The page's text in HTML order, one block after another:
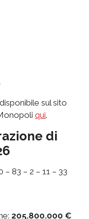
sul sito
qui.
di
– 83 – 2 – 11 – 33
205.800.000 €